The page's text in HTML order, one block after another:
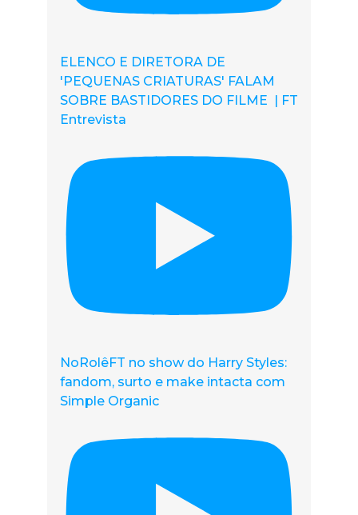
ELENCO E DIRETORA DE
'PEQUENAS CRIATURAS' FALAM
SOBRE BASTIDORES DO FILME | FT
Entrevista
NoRolêFT no show do Harry Styles:
fandom, surto e make intacta com
Simple Organic